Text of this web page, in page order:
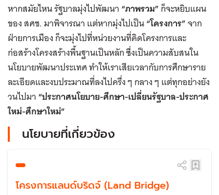
หากสมัยไหน รัฐบาลมุ่งไปพัฒนา“ภาพรวม”ก็จะหยิบแผน
ของ สศช. มาพิจารณา แต่หากมุ่งไปเป็น“โครงการ”จาก
ฝ่ายการเมือง ก็จะมุ่งไปที่หน่วยงานที่คิดโครงการและ
ก่อสร้างโครงสร้างพื้นฐานเป็นหลัก ซึ่งเป็นความสับสนใน
นโยบายพัฒนาประเทศ ทำให้เราเสียเวลากับการศึกษาราย
ละเอียดและงบประมาณที่ลงไปครึ่ง ๆ กลาง ๆ แต่ทุกอย่างยัง
วนไปมา“ประกาศนโยบาย-ศึกษา-เปลี่ยนรัฐบาล-ประกาศ
ใหม่-ศึกษาใหม่”
นโยบายที่เกี่ยวข้อง
โครงการแลนด์บริดจ์ (Land Bridge)